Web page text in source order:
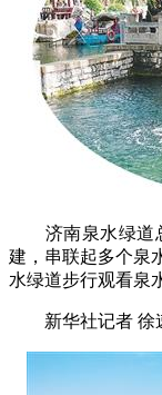
济南泉水绿道总
建，串联起多个泉
水绿道步行观看泉
新华社记者 徐